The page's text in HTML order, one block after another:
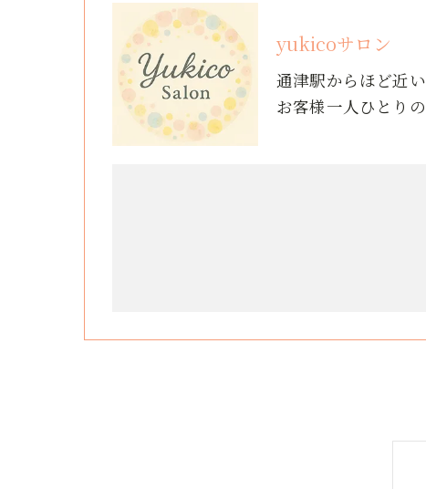
yukicoサロン
通津駅からほど近
お客様一人ひとり